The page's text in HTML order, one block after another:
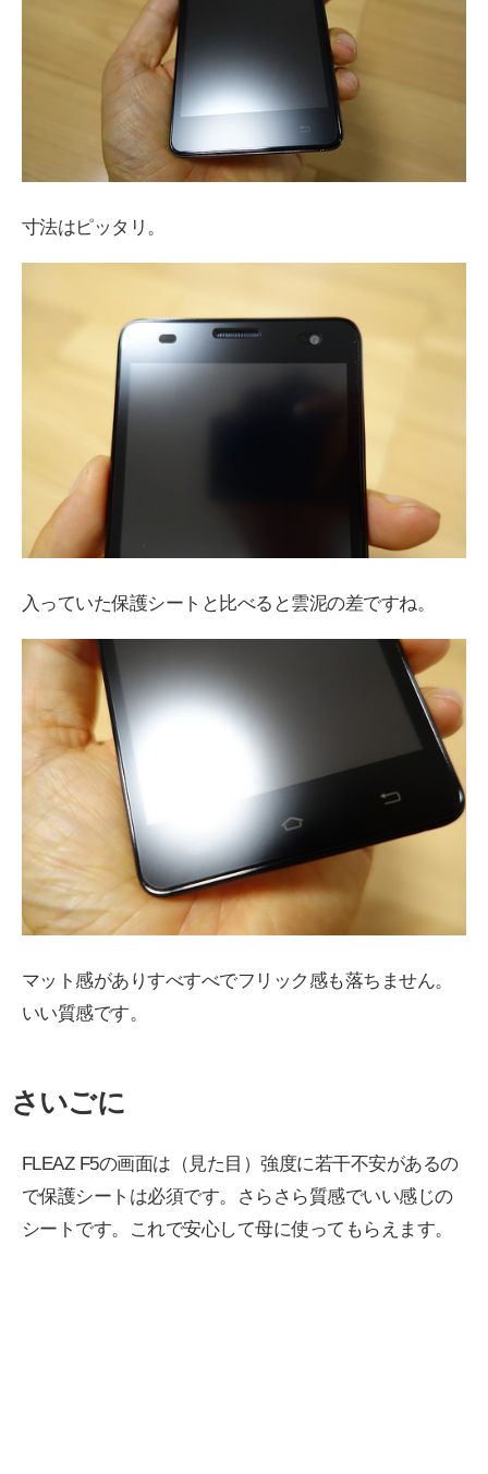
寸法はピッタリ。
入っていた保護シートと比べると雲泥の差ですね。
マット感がありすべすべでフリック感も落ちません。
いい質感です。
さいごに
FLEAZ F5の画面は（見た目）強度に若干不安があるの
で保護シートは必須です。さらさら質感でいい感じの
シートです。これで安心して母に使ってもらえます。